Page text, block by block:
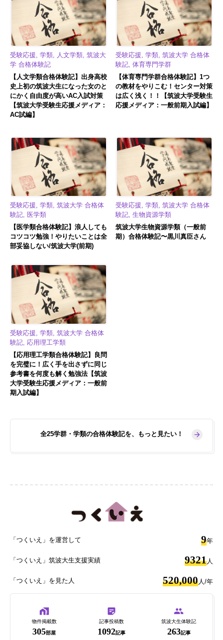
受験応援, 学類, 人文学類, 筑波大
学 合格体験記
【人文学類合格体験記】出身高校
史上初の筑波大生になった女のと
にかく自由度が高いAC入試対策
【筑波大学受験生応援メディア：
AC試編】
受験応援, 学類, 筑波大学 合格体
験記, 体育専門学群
【体育専門学群合格体験記】1つ
の教材をやりこむ！センター対策
は広く浅く！！【筑波大学受験生
応援メディア：一般前期入試編】
受験応援, 学類, 筑波大学 合格体
験記, 医学類
【医学類合格体験記】浪人しても
コツコツ勉強！やりたいことは全
部妥協しない/筑波大学(前期)
受験応援, 学類, 筑波大学 合格体
験記, 生物資源学類
筑波大学生物資源学類（一般前
期）合格体験記〜黒川真臣さん
受験応援, 学類, 筑波大学 合格体
験記, 応用理工学類
【応用理工学類合格体験記】良問
を完璧に！広く手を出さずに同じ
参考書を何度も解く勉強法【筑波
大学受験生応援メディア：一般前
期入試編】
全25学群・学類の合格体験記を、もっと見たい！
「つくいえ」を運営して 9年
「つくいえ」筑波大生支援実績 9321 人
「つくいえ」を見た人 520,000 人/年
物件掲載数
305部屋
記事投稿数
1092記事
筑波大生体験記
263記事